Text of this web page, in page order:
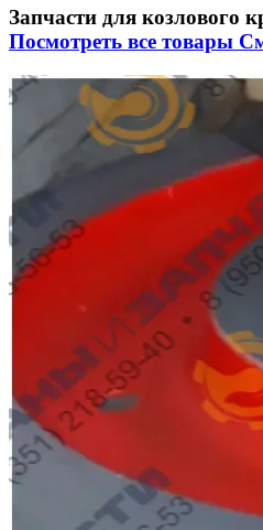
Запчасти для козлового
Посмотреть все товары